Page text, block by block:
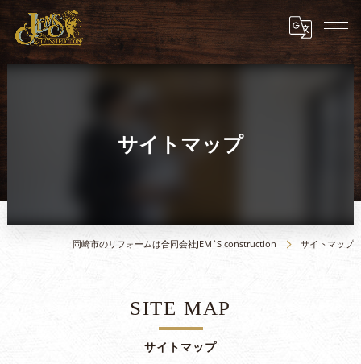
サイトマップ
岡崎市のリフォームは合同会社JEM`S construction サイトマップ
サイトマップ
SITE MAP